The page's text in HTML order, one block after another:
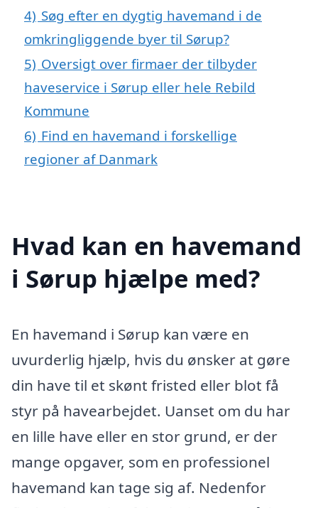
4) Søg efter en dygtig havemand i de
omkringliggende byer til Sørup?
5) Oversigt over firmaer der tilbyder
haveservice i Sørup eller hele Rebild
Kommune
6) Find en havemand i forskellige
regioner af Danmark
Hvad kan en havemand
i Sørup hjælpe med?
En havemand i Sørup kan være en
uvurderlig hjælp, hvis du ønsker at gøre
din have til et skønt fristed eller blot få
styr på havearbejdet. Uanset om du har
en lille have eller en stor grund, er der
mange opgaver, som en professionel
havemand kan tage sig af. Nedenfor